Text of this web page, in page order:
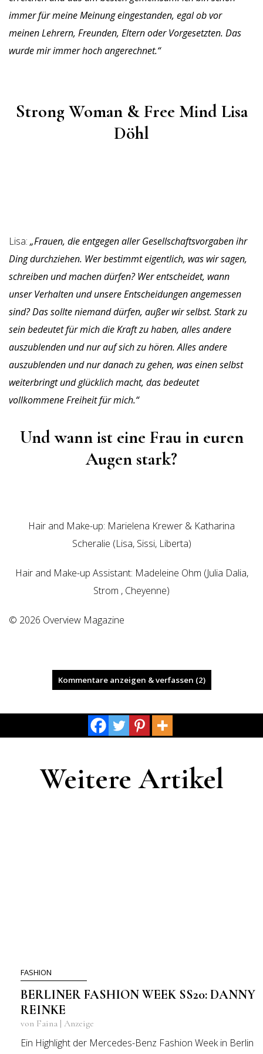
immer für meine Meinung eingestanden, egal ob vor
meinen Lehrern, Freunden, Eltern oder Vorgesetzten. Das
wurde mir immer hoch angerechnet.“
Strong Woman & Free Mind Lisa
Döhl
Lisa: „Frauen, die entgegen aller Gesellschaftsvorgaben ihr
Ding durchziehen. Wer bestimmt eigentlich, was wir sagen,
schreiben und machen dürfen? Wer entscheidet, wann
unser Verhalten und unsere Entscheidungen angemessen
sind? Das sollte niemand dürfen, außer wir selbst. Stark zu
sein bedeutet für mich die Kraft zu haben, alles andere
auszublenden und nur auf sich zu hören. Alles andere
auszublenden und nur danach zu gehen, was einen selbst
weiterbringt und glücklich macht, das bedeutet
vollkommene Freiheit für mich.“
Und wann ist eine Frau in euren
Augen stark?
Hair and Make-up: Marielena Krewer & Katharina
Scheralie (Lisa, Sissi, Liberta)
Hair and Make-up Assistant: Madeleine Ohm (Julia Dalia,
Strom , Cheyenne)
© 2026 Overview Magazine
Kommentare anzeigen & verfassen (2)
Weitere Artikel
FASHION
BERLINER FASHION WEEK SS20: DANNY
REINKE
von Faina | Anzeige
Ein Highlight der Mercedes-Benz Fashion Week in Berlin